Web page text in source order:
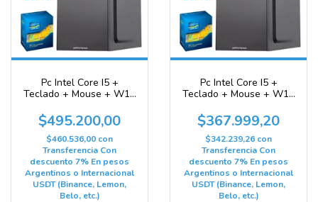
Pc Intel Core I5 +
Teclado + Mouse + W11
$495.200,00
$460.536,00 con
Transferencia Con
descuento 7% En pesos
Argentinos o Internacional
USDT (Binance, Lemon,
Belo, etc.)
Pc Intel Core I5 +
Teclado + Mouse + W11
$367.999,20
$342.239,26 con
Transferencia Con
descuento 7% En pesos
Argentinos o Internacional
USDT (Binance, Lemon,
Belo, etc.)